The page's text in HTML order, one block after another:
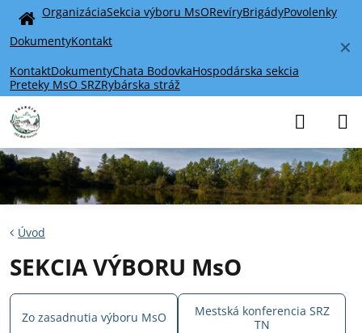
✕
Home
OrganizáciaSekcia výboru MsORevíryBrigádyPovolenky
DokumentyKontakt
KontaktDokumentyChata BodovkaHospodárska sekcia
Preteky MsO SRZRybárska stráž
Úvod
SEKCIA VÝBORU MsO
Zo zasadnutia výboru MsO
Mestská konferencia SRZ
TN